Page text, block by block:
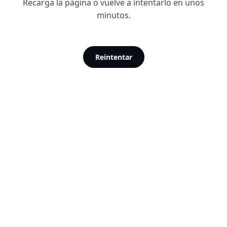
Recarga la página o vuelve a intentarlo en unos
minutos.
Reintentar